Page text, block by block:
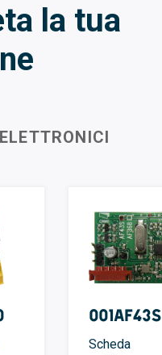
la tua
001AF43S
Scheda